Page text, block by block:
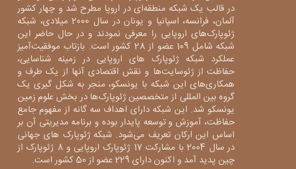
در قالب یک شبکه منطقه‌ای در اروپا مطرح شد و چهار کشور
آلمان، فرانسه، اسپانیا و یونان در سال 2000 میلادی، شبکه
ژئوپارک‌های اروپایی را معرفی نمودند و در حال حاضر این
شبکه شامل 109 عضو از 28 کشور است. بازتاب موفقیت‌آمیز
عملکرد شبکه ژئوپارک های اروپایی در زمینه شناسایی،
حفاظت از ژئوسایت‌ها و نقش اقتصادی آنها از یک طرف و
همکاری‌های این شبکه با یونسکو، منجر به شکل گیری یک
گروه بین المللی از متخصصین ژئوپارک‌ها در بخش علوم زمین
یونسکو شد. این شبکه دارای اهداف سه گانه از مفهوم جامع
حفاظت، آموزش و توسعه پایدار بوده و برنامه مدیریتی آن بر
اساس این ارکان تعریف می‌شود. شبکه ژئوپارک های جهانی
در سال 2004 با مشارکت 17 ژئوپارک اروپایی و 8 ژئوپارک از
چین پدید آمد و اکنون دارای 229 عضو از 50 کشور است.